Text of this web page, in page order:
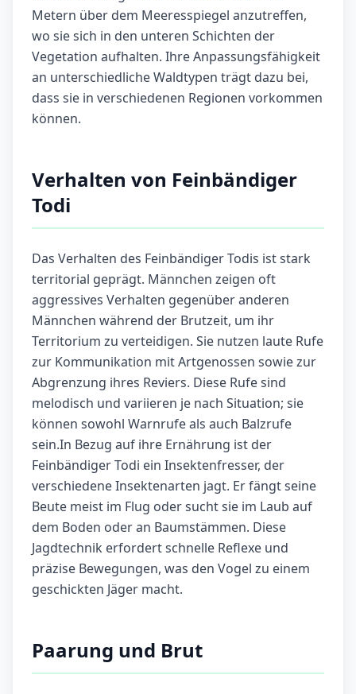
Metern über dem Meeresspiegel anzutreffen,
wo sie sich in den unteren Schichten der
Vegetation aufhalten. Ihre Anpassungsfähigkeit
an unterschiedliche Waldtypen trägt dazu bei,
dass sie in verschiedenen Regionen vorkommen
können.
Verhalten von Feinbändiger
Todi
Das Verhalten des Feinbändiger Todis ist stark
territorial geprägt. Männchen zeigen oft
aggressives Verhalten gegenüber anderen
Männchen während der Brutzeit, um ihr
Territorium zu verteidigen. Sie nutzen laute Rufe
zur Kommunikation mit Artgenossen sowie zur
Abgrenzung ihres Reviers. Diese Rufe sind
melodisch und variieren je nach Situation; sie
können sowohl Warnrufe als auch Balzrufe
sein.In Bezug auf ihre Ernährung ist der
Feinbändiger Todi ein Insektenfresser, der
verschiedene Insektenarten jagt. Er fängt seine
Beute meist im Flug oder sucht sie im Laub auf
dem Boden oder an Baumstämmen. Diese
Jagdtechnik erfordert schnelle Reflexe und
präzise Bewegungen, was den Vogel zu einem
geschickten Jäger macht.
Paarung und Brut